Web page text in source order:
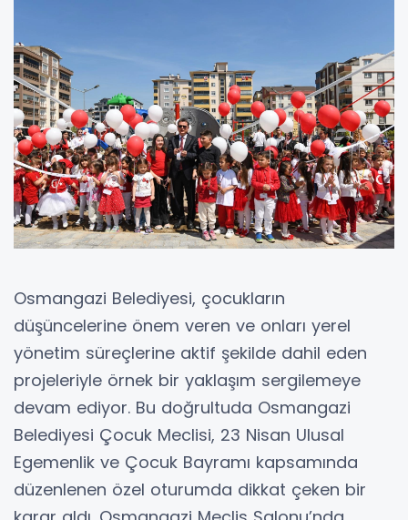
Osmangazi Belediyesi, çocukların
düşüncelerine önem veren ve onları yerel
yönetim süreçlerine aktif şekilde dahil eden
projeleriyle örnek bir yaklaşım sergilemeye
devam ediyor. Bu doğrultuda Osmangazi
Belediyesi Çocuk Meclisi, 23 Nisan Ulusal
Egemenlik ve Çocuk Bayramı kapsamında
düzenlenen özel oturumda dikkat çeken bir